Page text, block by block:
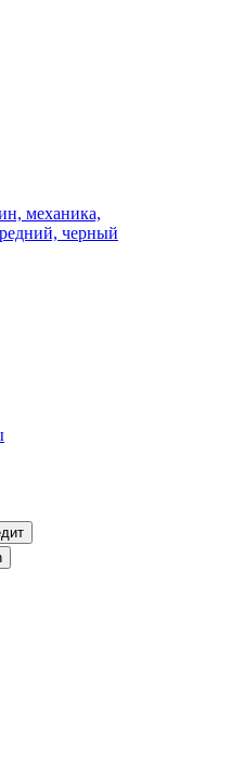
механика,
черный